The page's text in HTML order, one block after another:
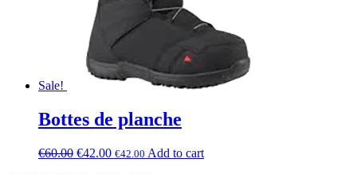
Sale!
Bottes de planche
€60.00 €42.00 €42.00 Add to cart